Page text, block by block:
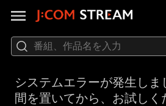
システムエラーが発生し
間を置いてから、お試しく